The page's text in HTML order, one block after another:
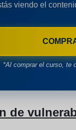
viendo el
*Al comprar el curso, te
de